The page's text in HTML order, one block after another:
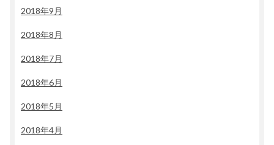
2018年9月
2018年8月
2018年7月
2018年6月
2018年5月
2018年4月